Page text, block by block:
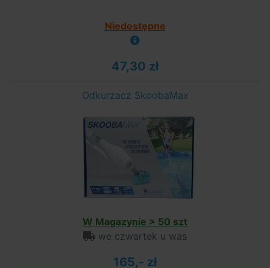
Niedostępne
47,30 zł
Odkurzacz SkoobaMax
W Magazynie > 50 szt
we czwartek u was
165,- zł